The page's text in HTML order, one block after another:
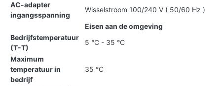
AC-adapter
ingangsspanning
Wisselstroom 100/240 V ( 50/60 Hz )
Eisen aan de omgeving
Bedrijfstemperatuur
(T-T)
5 °C - 35 °C
Maximum
temperatuur in
bedrijf
35 °C